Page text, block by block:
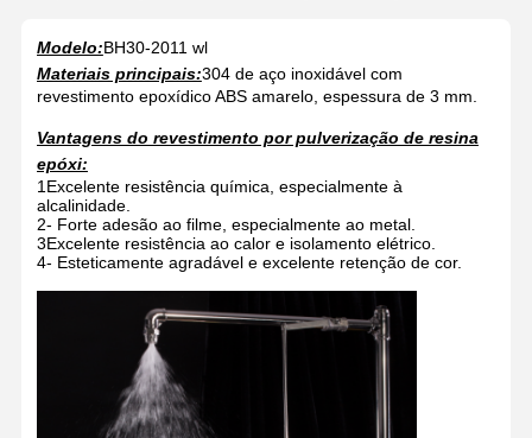
Modelo:BH30-2011 wl
Materiais principais:304 de aço inoxidável com
revestimento epoxídico ABS amarelo, espessura de 3 mm.
Vantagens do revestimento por pulverização de resina
epóxi:
1Excelente resistência química, especialmente à
alcalinidade.
2- Forte adesão ao filme, especialmente ao metal.
3Excelente resistência ao calor e isolamento elétrico.
4- Esteticamente agradável e excelente retenção de cor.